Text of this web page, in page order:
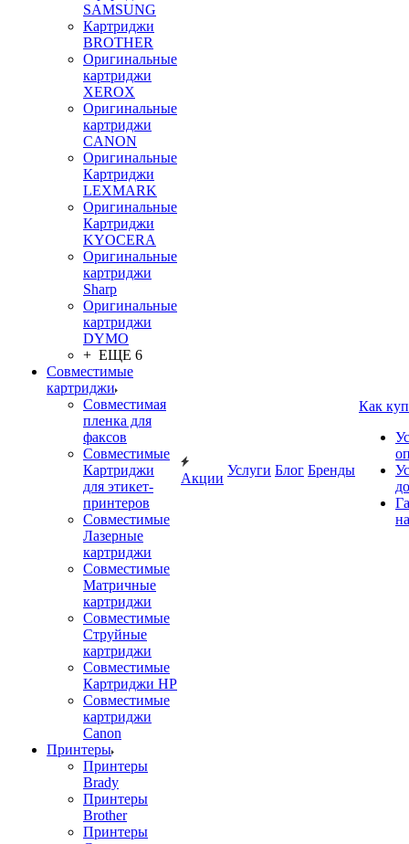
SAMSUNG
Картриджи
BROTHER
Оригинальные
картриджи
XEROX
Оригинальные
картриджи
CANON
Оригинальные
Картриджи
LEXMARK
Оригинальные
Картриджи
KYOCERA
Оригинальные
картриджи
Sharp
Оригинальные
картриджи
DYMO
+ ЕЩЕ 6
Совместимые
картриджи
Совместимая
пленка для
факсов
Совместимые
Картриджи
для этикет-
принтеров
Совместимые
Лазерные
картриджи
Совместимые
Матричные
картриджи
Совместимые
Струйные
картриджи
Совместимые
Картриджи HP
Совместимые
картриджи
Canon
Принтеры
Принтеры
Brady
Принтеры
Brother
Принтеры
Акции
Услуги Блог Бренды
Как